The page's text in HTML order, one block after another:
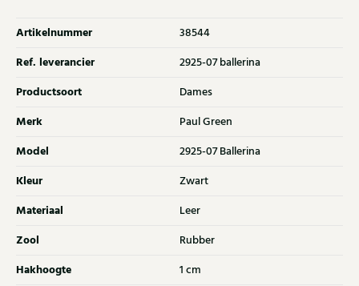
Artikelnummer 38544
Ref. leverancier 2925-07 ballerina
Productsoort Dames
Merk Paul Green
Model 2925-07 Ballerina
Kleur Zwart
Materiaal Leer
Zool Rubber
Hakhoogte 1 cm